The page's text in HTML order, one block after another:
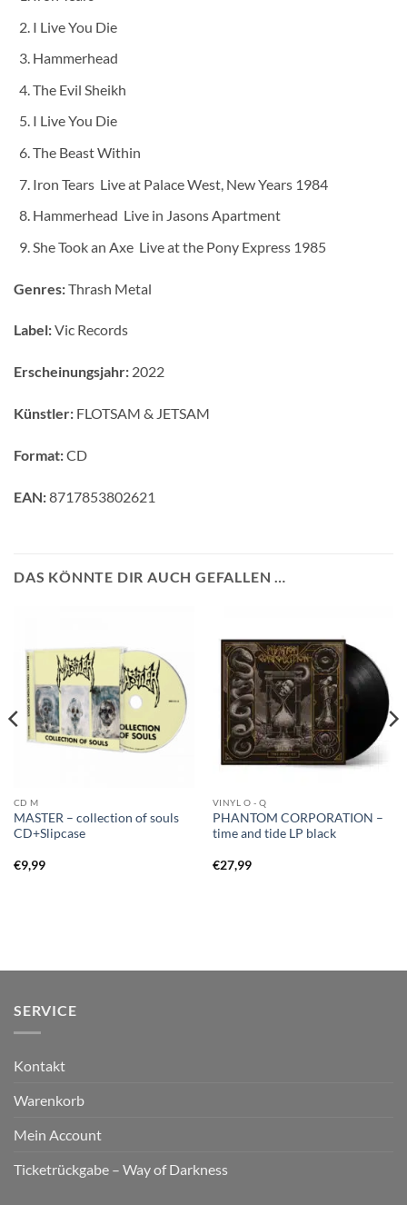
I Live You Die
Hammerhead
The Evil Sheikh
I Live You Die
The Beast Within
Iron Tears  Live at Palace West, New Years 1984
Hammerhead  Live in Jasons Apartment
She Took an Axe  Live at the Pony Express 1985
Genres:Thrash Metal
Label:Vic Records
Erscheinungsjahr: 2022
Künstler: FLOTSAM & JETSAM
Format:CD
EAN:8717853802621
DAS KÖNNTE DIR AUCH GEFALLEN …
CD M
MASTER – collection of souls
CD+Slipcase
€9,99
VINYL O - Q
PHANTOM CORPORATION –
time and tide LP black
€27,99
SERVICE
Kontakt
Warenkorb
Mein Account
Ticketrückgabe – Way of Darkness